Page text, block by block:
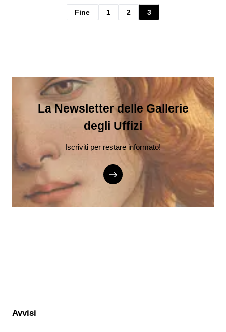
Fine 1 2 3
La Newsletter delle Gallerie
degli Uffizi
Iscriviti per restare informato!
Avvisi